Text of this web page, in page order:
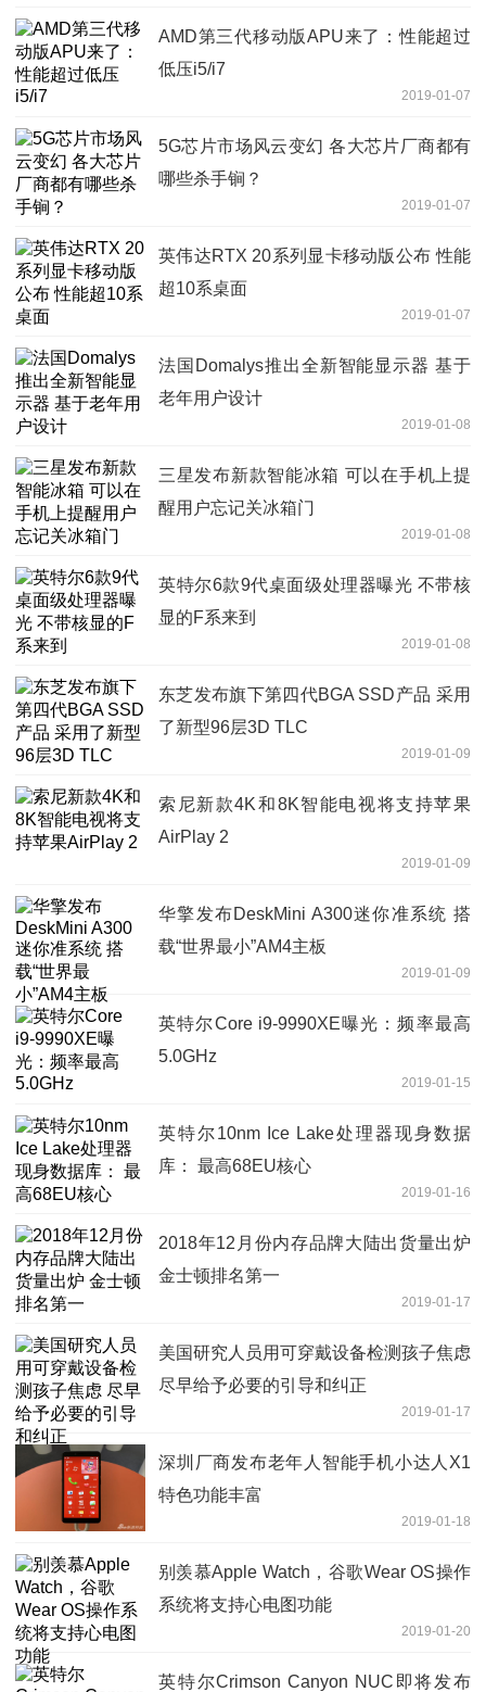
AMD第三代移动版APU来了：性能超过
低压i5/i7
2019-01-07
5G芯片市场风云变幻 各大芯片厂商都有
哪些杀手锏？
2019-01-07
英伟达RTX 20系列显卡移动版公布 性能
超10系桌面
2019-01-07
法国Domalys推出全新智能显示器 基于
老年用户设计
2019-01-08
三星发布新款智能冰箱 可以在手机上提
醒用户忘记关冰箱门
2019-01-08
英特尔6款9代桌面级处理器曝光 不带核
显的F系来到
2019-01-08
东芝发布旗下第四代BGA SSD产品 采用
了新型96层3D TLC
2019-01-09
索尼新款4K和8K智能电视将支持苹果
AirPlay 2
2019-01-09
华擎发布DeskMini A300迷你准系统 搭
载“世界最小”AM4主板
2019-01-09
英特尔Core i9-9990XE曝光：频率最高
5.0GHz
2019-01-15
英特尔10nm Ice Lake处理器现身数据
库： 最高68EU核心
2019-01-16
2018年12月份内存品牌大陆出货量出炉
金士顿排名第一
2019-01-17
美国研究人员用可穿戴设备检测孩子焦虑
尽早给予必要的引导和纠正
2019-01-17
深圳厂商发布老年人智能手机小达人X1
特色功能丰富
2019-01-18
别羡慕Apple Watch，谷歌Wear OS操作
系统将支持心电图功能
2019-01-20
英特尔Crimson Canyon NUC即将发布